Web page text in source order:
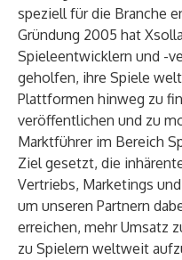
speziell für die Branche
Gründung 2005 hat
Spieleentwicklern und -
geholfen, ihre Spiele
Plattformen hinweg zu
veröffentlichen und zu
Marktführer im Bereich
Ziel gesetzt, die
Vertriebs, Marketings
um unseren Partnern
erreichen, mehr Umsatz
zu Spielern weltweit